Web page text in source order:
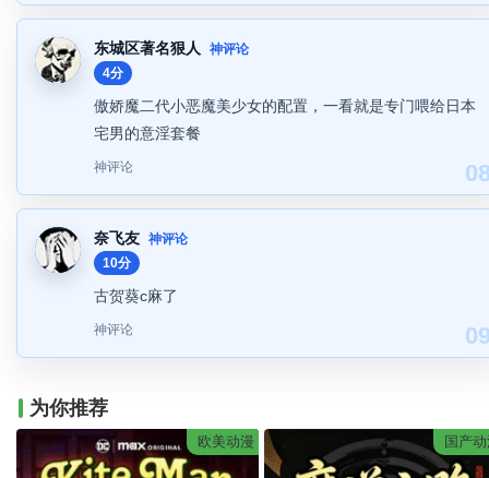
东城区著名狠人
神评论
4分
傲娇魔二代小恶魔美少女的配置，一看就是专门喂给日本
宅男的意淫套餐
神评论
奈飞友 神评论
10分
古贺葵c麻了
神评论
为你推荐
欧美动漫 国产